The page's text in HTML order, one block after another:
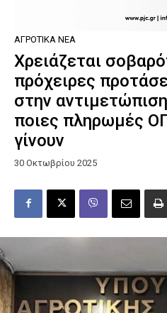
ΑΓΡΟΤΙΚΆ ΝΈΑ
Χρειάζεται
πρόχειρες
στην
ποιες πληρωμές
γίνουν
30 Οκτωβρίου 2025